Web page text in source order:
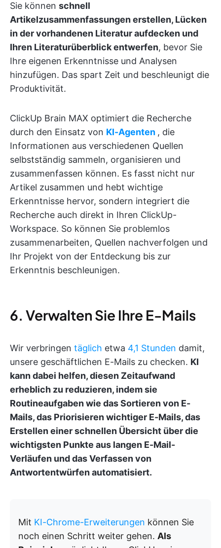
Sie können schnell
Artikelzusammenfassungen erstellen, Lücken
in der vorhandenen Literatur aufdecken und
Ihren Literaturüberblick entwerfen, bevor Sie
Ihre eigenen Erkenntnisse und Analysen
hinzufügen. Das spart Zeit und beschleunigt die
Produktivität.
ClickUp Brain MAX optimiert die Recherche
durch den Einsatz von KI-Agenten , die
Informationen aus verschiedenen Quellen
selbstständig sammeln, organisieren und
zusammenfassen können. Es fasst nicht nur
Artikel zusammen und hebt wichtige
Erkenntnisse hervor, sondern integriert die
Recherche auch direkt in Ihren ClickUp-
Workspace. So können Sie problemlos
zusammenarbeiten, Quellen nachverfolgen und
Ihr Projekt von der Entdeckung bis zur
Erkenntnis beschleunigen.
6. Verwalten Sie Ihre E-Mails
Wir verbringen täglich etwa 4,1 Stunden damit,
unsere geschäftlichen E-Mails zu checken. KI
kann dabei helfen, diesen Zeitaufwand
erheblich zu reduzieren, indem sie
Routineaufgaben wie das Sortieren von E-
Mails, das Priorisieren wichtiger E-Mails, das
Erstellen einer schnellen Übersicht über die
wichtigsten Punkte aus langen E-Mail-
Verläufen und das Verfassen von
Antwortentwürfen automatisiert.
Mit KI-Chrome-Erweiterungen können Sie
noch einen Schritt weiter gehen. Als